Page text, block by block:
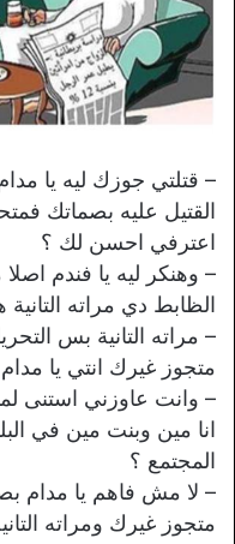
– قتلتي جوزك ليه يا
القتيل عليه بصماتك
اعترفي احسن لك ؟
– وهنكر ليه يا فندم
الظابط دي مراته
– مراته التانية بس
متجوز غيرك انتي يا
– وانت عاوزني استنى
انا مين وبنت مين في
المجتمع ؟
– لا مش فاهم يا مدام
متجوز غيرك ومراته